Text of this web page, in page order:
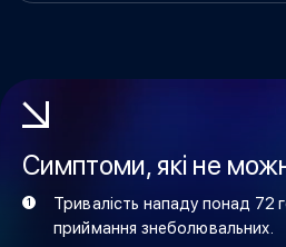
Симптоми, які не
Тривалість нападу понад 72
приймання знеболювальних.